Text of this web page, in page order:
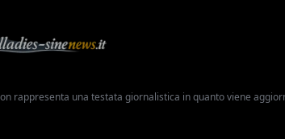
rappresenta una testata giornalistica in quanto viene